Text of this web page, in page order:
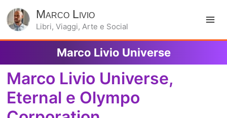
Marco Livio
Libri, Viaggi, Arte e Social
Marco Livio Universe
Marco Livio Universe,
Eternal e Olympo